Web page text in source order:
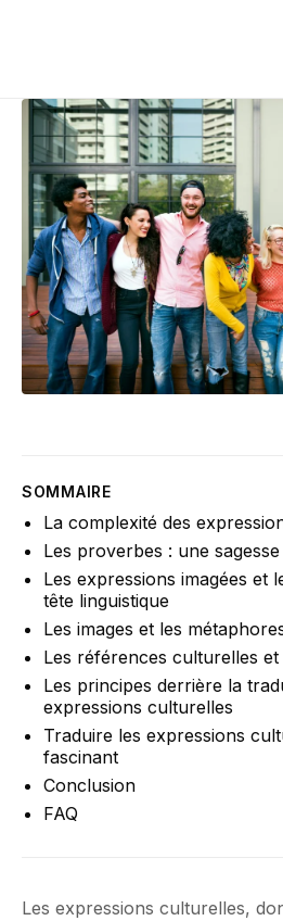
SOMMAIRE
La complexité des
Les proverbes : une
Les expressions imagées et
tête linguistique
Les images et les
Les références culturelles
Les principes derrière la
expressions culturelles
Traduire les expressions
fascinant
Conclusion
FAQ
Les expressions culturelles,